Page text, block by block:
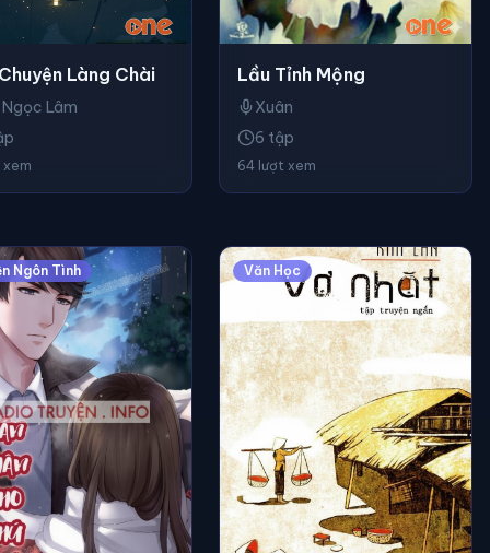
Làng Chài
Ngọc Lâm
xem
Lầu Tỉnh Mộng
Xuân
6 tập
64 lượt xem
Ngôn Tình Văn Học